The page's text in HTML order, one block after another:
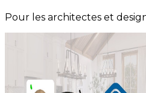
Pour les architectes et